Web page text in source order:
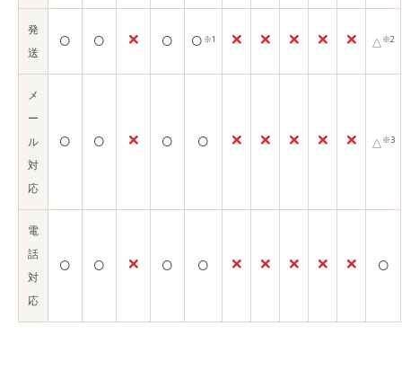
発
送
○ ○ × ○ ○ ※1 × × × × × △※2
メ
ー
ル
対
応
○ ○ × ○ ○ × × × × × △※3
電
話
対
応
○ ○ × ○ ○ × × × × × ○